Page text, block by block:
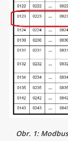
Obr. 1: